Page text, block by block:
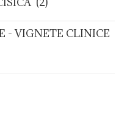
- VIGNETE CLINICE